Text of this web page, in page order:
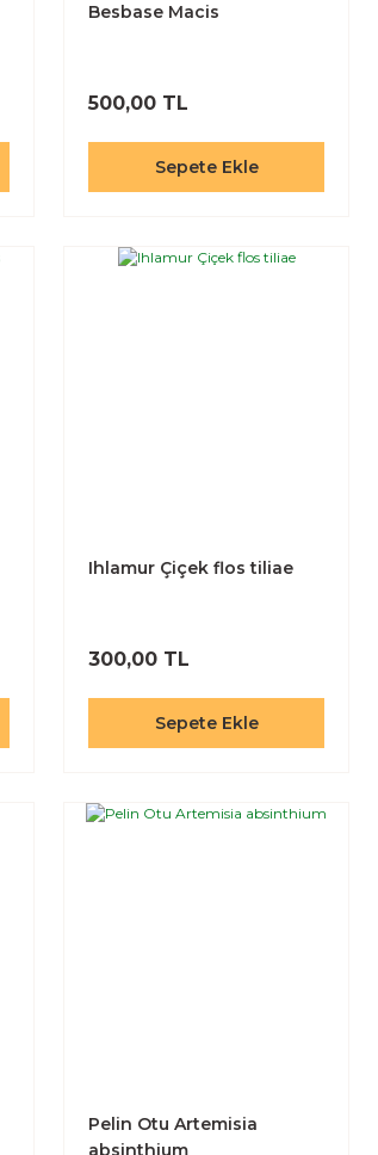
Besbase Macis
500,00 TL
Sepete Ekle
Ihlamur Çiçek flos tiliae
300,00 TL
Sepete Ekle
Pelin Otu Artemisia
absinthium